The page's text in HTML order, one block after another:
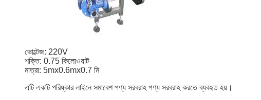
ভোল্টেজ: 220V
শক্তি: 0.75 কিলোওয়াট
মাত্রা: 5mx0.6mx0.7 মি
এটি একটি পরিষ্কার লাইনে সমাবেশ পণ্য সরবরাহ পণ্য সরবরাহ করতে ব্যবহৃত হয়।